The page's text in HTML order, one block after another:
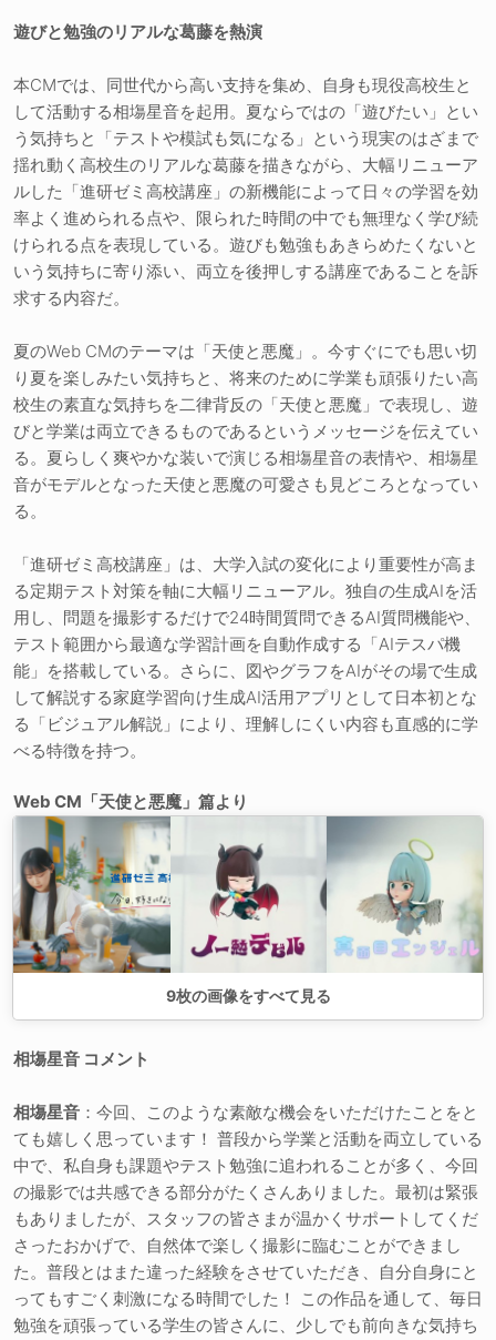
遊びと勉強のリアルな葛藤を熱演
本CMでは、同世代から高い支持を集め、自身も現役高校生と
して活動する相塲星音を起用。夏ならではの「遊びたい」とい
う気持ちと「テストや模試も気になる」という現実のはざまで
揺れ動く高校生のリアルな葛藤を描きながら、大幅リニューア
ルした「進研ゼミ高校講座」の新機能によって日々の学習を効
率よく進められる点や、限られた時間の中でも無理なく学び続
けられる点を表現している。遊びも勉強もあきらめたくないと
いう気持ちに寄り添い、両立を後押しする講座であることを訴
求する内容だ。
夏のWeb CMのテーマは「天使と悪魔」。今すぐにでも思い切
り夏を楽しみたい気持ちと、将来のために学業も頑張りたい高
校生の素直な気持ちを二律背反の「天使と悪魔」で表現し、遊
びと学業は両立できるものであるというメッセージを伝えてい
る。夏らしく爽やかな装いで演じる相塲星音の表情や、相塲星
音がモデルとなった天使と悪魔の可愛さも見どころとなってい
る。
「進研ゼミ高校講座」は、大学入試の変化により重要性が高ま
る定期テスト対策を軸に大幅リニューアル。独自の生成AIを活
用し、問題を撮影するだけで24時間質問できるAI質問機能や、
テスト範囲から最適な学習計画を自動作成する「AIテスパ機
能」を搭載している。さらに、図やグラフをAIがその場で生成
して解説する家庭学習向け生成AI活用アプリとして日本初とな
る「ビジュアル解説」により、理解しにくい内容も直感的に学
べる特徴を持つ。
Web CM「天使と悪魔」篇より
9枚の画像をすべて見る
相塲星音 コメント
相塲星音 ：今回、このような素敵な機会をいただけたことをと
ても嬉しく思っています！ 普段から学業と活動を両立している
中で、私自身も課題やテスト勉強に追われることが多く、今回
の撮影では共感できる部分がたくさんありました。最初は緊張
もありましたが、スタッフの皆さまが温かくサポートしてくだ
さったおかげで、自然体で楽しく撮影に臨むことができまし
た。普段とはまた違った経験をさせていただき、自分自身にと
ってもすごく刺激になる時間でした！ この作品を通して、毎日
勉強を頑張っている学生の皆さんに、少しでも前向きな気持ち